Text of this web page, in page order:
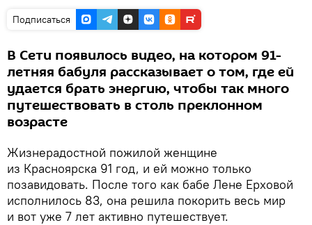
Подписаться
В Сети появилось видео, на котором 91-
летняя бабуля рассказывает о том, где ей
удается брать энергию, чтобы так много
путешествовать в столь преклонном
возрасте
Жизнерадостной пожилой женщине
из Красноярска 91 год, и ей можно только
позавидовать. После того как бабе Лене Ерховой
исполнилось 83, она решила покорить весь мир
и вот уже 7 лет активно путешествует.